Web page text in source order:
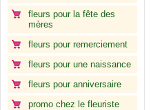
fleurs pour la fête des
mères
fleurs pour remerciement
fleurs pour une naissance
fleurs pour anniversaire
promo chez le fleuriste